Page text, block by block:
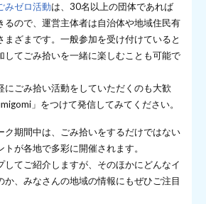
みゼロ活動は、30名以上の団体であれば
るので、運営主体者は自治体や地域住民有
まざまです。一般参加を受け付けていると
してごみ拾いを一緒に楽しむことも可能で
にごみ拾い活動をしていただくのも大歓
」をつけて発信してみてください。
ク期間中は、ごみ拾いをするだけではない
が各地で多彩に開催されます。
してご紹介しますが、そのほかにどんなイ
か、みなさんの地域の情報にもぜひご注目